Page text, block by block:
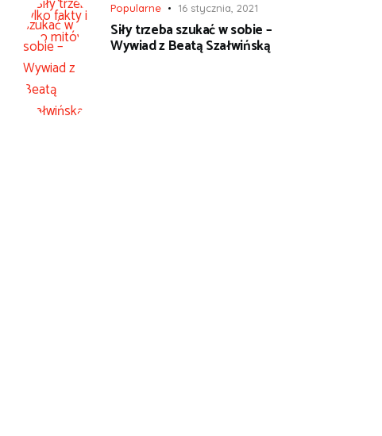
Popularne 16 stycznia, 2021
Siły trzeba szukać w sobie –
Wywiad z Beatą Szałwińską